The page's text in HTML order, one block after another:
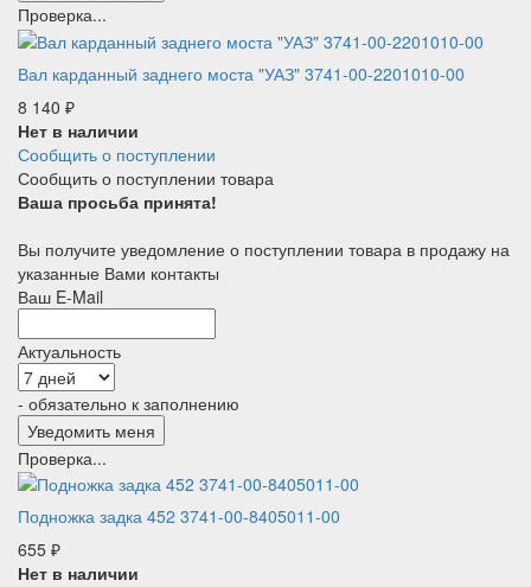
Проверка...
Вал карданный заднего моста "УАЗ" 3741-00-2201010-00
8 140 ₽
Нет в наличии
Сообщить о поступлении
Сообщить о поступлении товара
Ваша просьба принята!
Вы получите уведомление о поступлении товара в продажу на
указанные Вами контакты
Ваш E-Mail
Актуальность
- обязательно к заполнению
Проверка...
Подножка задка 452 3741-00-8405011-00
655 ₽
Нет в наличии